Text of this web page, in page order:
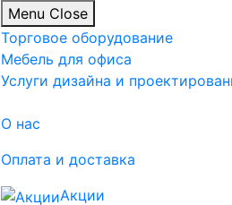
Menu Close
Торговое оборудование
Мебель для офиса
Услуги дизайна и
О нас
Оплата и доставка
Акции